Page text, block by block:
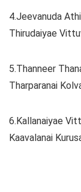
4.Jeevanuda
Thirudaiyae
5.Thanneer
Tharparanai
6.Kallanaiyae
Kaavalanai